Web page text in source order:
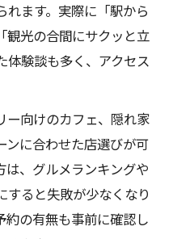
れます。実際に「駅から
観光の合間にサクッと立
体験談も多く、アクセス
ー向けのカフェ、隠れ家
ンに合わせた店選びが可
は、グルメランキングや
すると失敗が少なくなり
約の有無も事前に確認し